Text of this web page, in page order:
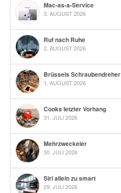
Mac-as-a-Service
3. AUGUST 2026
Ruf nach Ruhe
2. AUGUST 2026
Brüssels Schraubendreher
1. AUGUST 2026
Cooks letzter Vorhang
31. JULI 2026
Mehrzweckeier
30. JULI 2026
Siri allein zu smart
29. JULI 2026